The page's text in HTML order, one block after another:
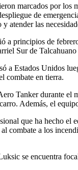
marcados por los
de
atender las
a principios de
Sur de
a Estados Unidos
combate en tierra.
Tanker durante el
Además, el
que ha hecho
combate a los
se encuentra